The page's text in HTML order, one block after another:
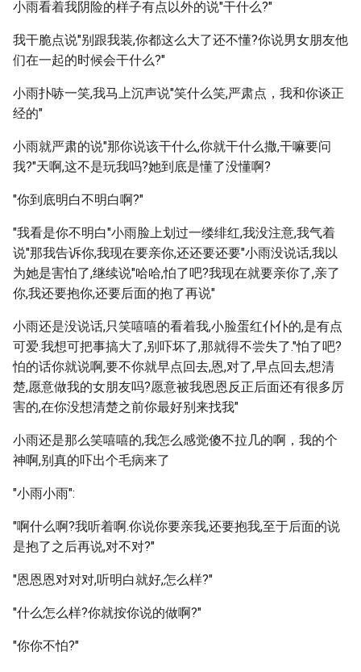
小雨看着我阴险的样子有点以外的说"干什么?"
我干脆点说"别跟我装,你都这么大了还不懂?你说男女朋友他
们在一起的时候会干什么?"
小雨扑哧一笑,我马上沉声说"笑什么笑,严肃点，我和你谈正
经的"
小雨就严肃的说"那你说该干什么,你就干什么撒,干嘛要问
我?"天啊,这不是玩我吗?她到底是懂了没懂啊?
"你到底明白不明白啊?"
"我看是你不明白"小雨脸上划过一缕绯红,我没注意,我气着
说"那我告诉你,我现在要亲你,还还要还要"小雨没说话,我以
为她是害怕了,继续说"哈哈,怕了吧?我现在就要亲你了,亲了
你,我还要抱你,还要后面的抱了再说"
小雨还是没说话,只笑嘻嘻的看着我,小脸蛋红仆仆的,是有点
可爱.我想可把事搞大了,别吓坏了,那就得不尝失了."怕了吧?
怕的话你就说啊,要不你就早点回去,恩,对了,早点回去,想清
楚,愿意做我的女朋友吗?愿意被我恩恩反正后面还有很多厉
害的,在你没想清楚之前你最好别来找我"
小雨还是那么笑嘻嘻的,我怎么感觉傻不拉几的啊，我的个
神啊,别真的吓出个毛病来了
"小雨小雨":
"啊什么啊?我听着啊.你说你要亲我,还要抱我,至于后面的说
是抱了之后再说,对不对?"
"恩恩恩对对对,听明白就好,怎么样?"
"什么怎么样?你就按你说的做啊?"
"你你不怕?"